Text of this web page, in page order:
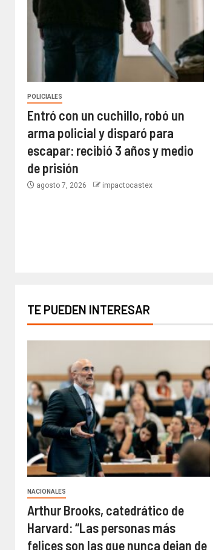
POLICIALES
Entró con un cuchillo, robó un
arma policial y disparó para
escapar: recibió 3 años y medio
de prisión
agosto 7, 2026 impactocastex
TE PUEDEN INTERESAR
NACIONALES
Arthur Brooks, catedrático de
Harvard: “Las personas más
felices son las que nunca dejan de